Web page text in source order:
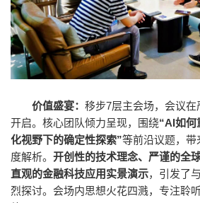
价值盛宴： 移步7层主会场，会议
开启。核心团队倾力呈现，围绕“AI如何
化视野下的确定性探索”等前沿议题，带
度解析。 开创性的技术理念、严谨的全
直观的金融科技应用实景演示，引发了
烈探讨。会场内思想火花四溅，专注聆